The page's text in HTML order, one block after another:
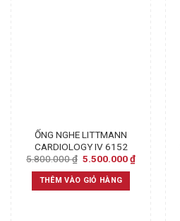
ỐNG NGHE LITTMANN
CARDIOLOGY IV 6152
5.800.000₫ Original
was:
5.800.000 ₫.
5.500.000₫Current
THÊM VÀO GIỎ HÀNG